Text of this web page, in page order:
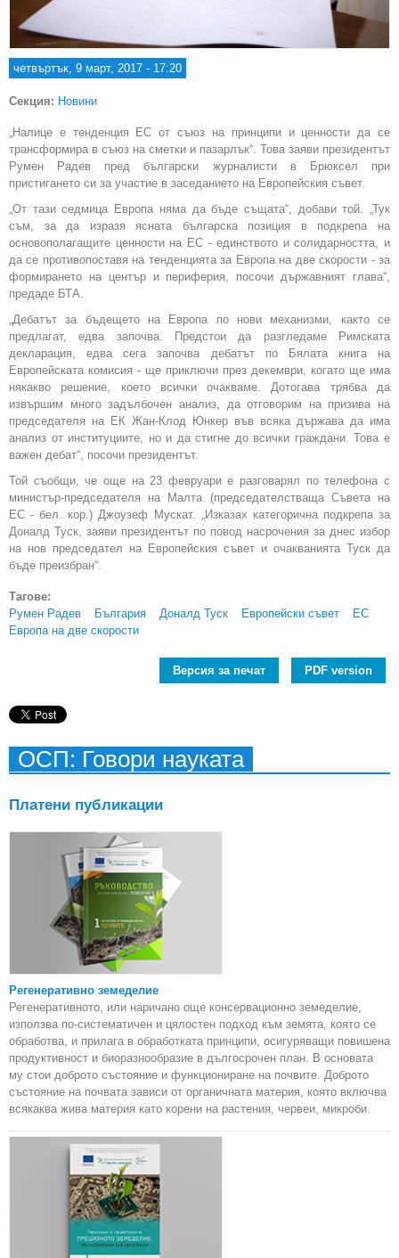
четвъртък, 9 март, 2017 - 17:20
Секция: Новини
„Налице е тенденция ЕС от съюз на принципи и ценности да се
трансформира в съюз на сметки и пазарлък“. Това заяви президентът
Румен Радев пред български журналисти в Брюксел при
пристигането си за участие в заседанието на Европейския съвет.
„От тази седмица Европа няма да бъде същата“, добави той. „Тук
съм, за да изразя ясната българска позиция в подкрепа на
основополагащите ценности на ЕС - единството и солидарността, и
да се противопоставя на тенденцията за Европа на две скорости - за
формирането на център и периферия, посочи държавният глава“,
предаде БТА.
„Дебатът за бъдещето на Европа по нови механизми, както се
предлагат, едва започва. Предстои да разгледаме Римската
декларация, едва сега започва дебатът по Бялата книга на
Европейската комисия - ще приключи през декември, когато ще има
някакво решение, което всички очакваме. Дотогава трябва да
извършим много задълбочен анализ, да отговорим на призива на
председателя на ЕК Жан-Клод Юнкер във всяка държава да има
анализ от институциите, но и да стигне до всички граждани. Това е
важен дебат“, посочи президентът.
Той съобщи, че още на 23 февруари е разговарял по телефона с
министър-председателя на Малта (председателстваща Съвета на
ЕС - бел. кор.) Джоузеф Мускат. „Изказах категорична подкрепа за
Доналд Туск, заяви президентът по повод насрочения за днес избор
на нов председател на Европейския съвет и очакванията Туск да
бъде преизбран“.
Тагове:
Румен Радев
България Доналд Туск Европейски съвет
ЕС
Европа на две скорости
Версия за печат PDF version
ОСП: Говори науката
Платени публикации
Регенеративно земеделие
Регенеративното, или наричано още консервационно земеделие,
използва по-систематичен и цялостен подход към земята, която се
обработва, и прилага в обработката принципи, осигуряващи повишена
продуктивност и биоразнообразие в дългосрочен план. В основата
му стои доброто състояние и функциониране на почвите. Доброто
състояние на почвата зависи от органичната материя, която включва
всякаква жива материя като корени на растения, червеи, микроби.